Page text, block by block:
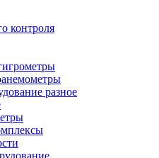
контроля
разное